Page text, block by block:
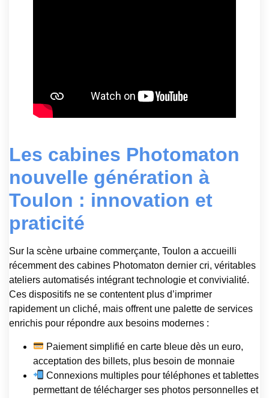
Les cabines Photomaton
nouvelle génération à
Toulon : innovation et
praticité
Sur la scène urbaine commerçante, Toulon a accueilli
récemment des cabines Photomaton dernier cri, véritables
ateliers automatisés intégrant technologie et convivialité.
Ces dispositifs ne se contentent plus d’imprimer
rapidement un cliché, mais offrent une palette de services
enrichis pour répondre aux besoins modernes :
Paiement simplifié en carte bleue dès un euro,
acceptation des billets, plus besoin de monnaie
Connexions multiples pour téléphones et tablettes
permettant de télécharger ses photos personnelles et